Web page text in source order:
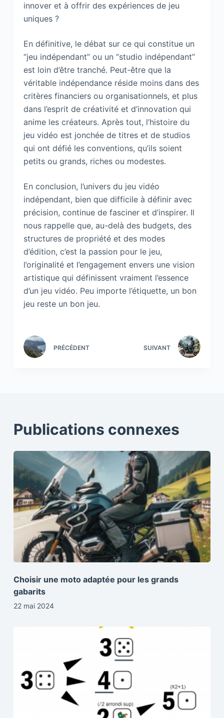
innover et à offrir des expériences de jeu
uniques ?
En définitive, le débat sur ce qui constitue un
“jeu indépendant” ou un “studio indépendant”
est loin d’être tranché. Peut-être que la
véritable indépendance réside moins dans des
critères financiers ou organisationnels, et plus
dans l’esprit de créativité et d’innovation qui
anime les créateurs. Après tout, l’histoire du
jeu vidéo est jonchée de titres et de studios
qui ont défié les conventions, qu’ils soient
petits ou grands, riches ou modestes.
En conclusion, l’univers du jeu vidéo
indépendant, bien que difficile à définir avec
précision, continue de fasciner et d’inspirer. Il
nous rappelle que, au-delà des budgets, des
structures de propriété et des modes
d’édition, c’est la passion pour le jeu,
l’originalité et l’engagement envers une vision
artistique qui définissent vraiment l’essence
d’un jeu vidéo. Peu importe l’étiquette, un bon
jeu reste un bon jeu.
PRÉCÉDENT SUIVANT
Publications connexes
Choisir une moto adaptée pour les grands
gabarits
22 mai 2024